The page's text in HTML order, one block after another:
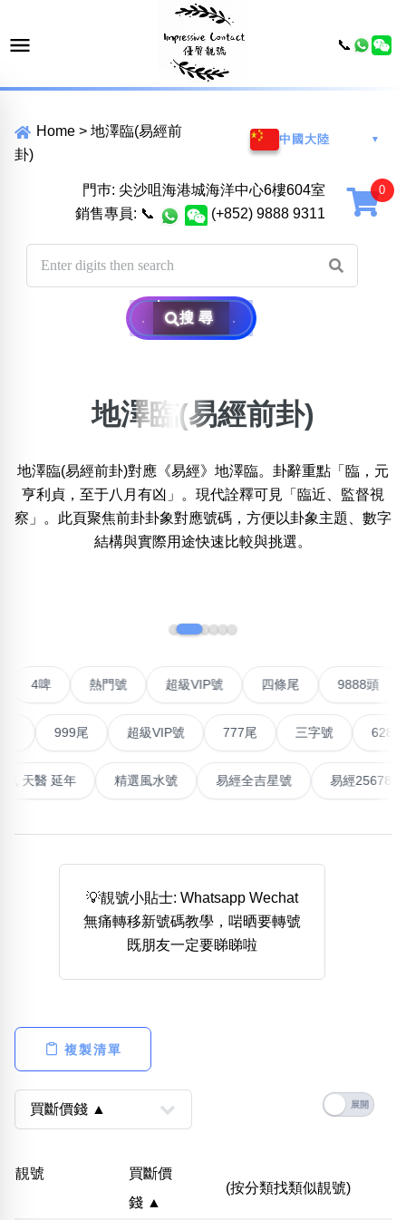
Home > 地澤臨(易經前
卦)
中國大陸 ▼
門巿: 尖沙咀海港城海洋中心6樓604室
銷售專員: 📞 (+852) 9888 9311
搜尋
位置:
一 二 三 四 五 七 八 九 十 十一
無0 無3無4無5 無7無8無9
清除全部分類
搜尋
888尾
999尾 777尾 9字頭 6字頭
無4字
全大數字
5萬以上 生天延 全吉星(全號)
清除全部分類
幸運號分類
五行
地澤臨(易經前卦)
地澤臨(易經前卦)對應《易經》地澤臨。卦辭重點「臨，元
亨利貞，至于八月有凶」。現代詮釋可見「臨近、監督視
察」。此頁聚焦前卦卦象對應號碼，方便以卦象主題、數字
結構與實際用途快速比較與挑選。
熱門號 超級VIP號 四條尾 9888
999尾 超級VIP號 777尾 三字號 6288頭
高能量生氣 天醫 延年 精選風水號 易經全吉星號 易
💡靚號小貼士: Whatsapp Wechat
無痛轉移新號碼教學，啱晒要轉號
既朋友一定要睇睇啦
複製清單
靚號
買斷價
錢 ▲
(按分類找類似靚號)
📞